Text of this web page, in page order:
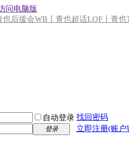
问电脑版
也后援会WB丨青也超话LOF丨青也
自动登录 找回密码
登录 立即注册(账